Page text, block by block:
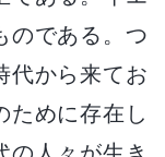
のである。つ
代から来てお
ために存在し